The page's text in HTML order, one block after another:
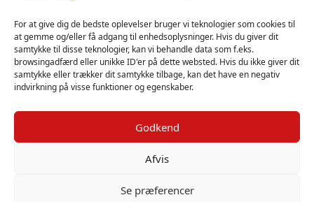
For at give dig de bedste oplevelser bruger vi teknologier som cookies til
at gemme og/eller få adgang til enhedsoplysninger. Hvis du giver dit
samtykke til disse teknologier, kan vi behandle data som f.eks.
browsingadfærd eller unikke ID'er på dette websted. Hvis du ikke giver dit
samtykke eller trækker dit samtykke tilbage, kan det have en negativ
indvirkning på visse funktioner og egenskaber.
Godkend
Afvis
Se præferencer